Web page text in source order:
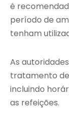
é
período de
tenham
As
tratamento
incluindo
as refeições.